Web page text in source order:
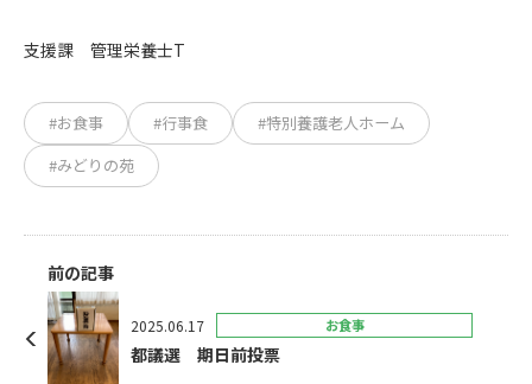
支援課 管理栄養士T
#お食事 #行事食
#特別養護老人ホーム
#みどりの苑
前の記事
2025.06.17 お食事
都議選 期日前投票